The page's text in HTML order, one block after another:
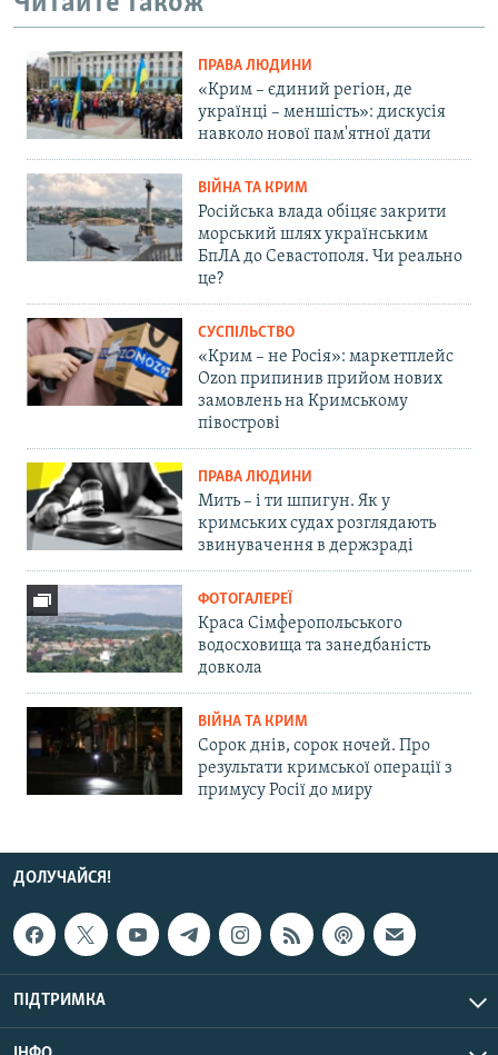
ПРАВА ЛЮДИНИ
«Крим – єдиний регіон, де
українці – меншість»: дискусія
навколо нової пам'ятної дати
ВІЙНА ТА КРИМ
Російська влада обіцяє закрити
морський шлях українським
БпЛА до Севастополя. Чи реально
це?
СУСПІЛЬСТВО
«Крим – не Росія»: маркетплейс
Ozon припинив прийом нових
замовлень на Кримському
півострові
ПРАВА ЛЮДИНИ
Мить – і ти шпигун. Як у
кримських судах розглядають
звинувачення в держзраді
ФОТОГАЛЕРЕЇ
Краса Сімферопольського
водосховища та занедбаність
довкола
ВІЙНА ТА КРИМ
Сорок днів, сорок ночей. Про
результати кримської операції з
примусу Росії до миру
ДОЛУЧАЙСЯ!
ПІДТРИМКА